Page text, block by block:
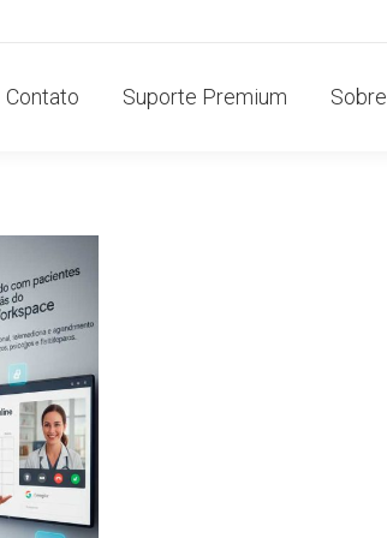
Contato Suporte Premium Sobre